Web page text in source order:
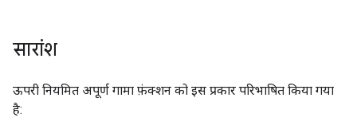
सारांश
ऊपरी नियमित अपूर्ण गामा फ़ंक्शन को इस प्रकार परिभाषित किया गया
है: